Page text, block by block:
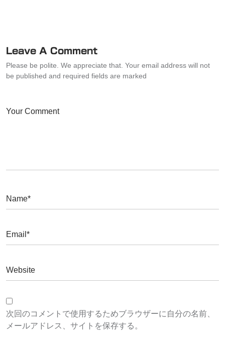
ー
ョ
Leave A Comment
Please be polite. We appreciate that. Your email address will not
be published and required fields are marked
次回のコメントで使用するためブラウザーに自分の名前、
メールアドレス、サイトを保存する。